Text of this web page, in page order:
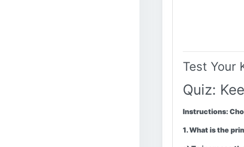
Test Your
Quiz:
Instructions:
1. What is the